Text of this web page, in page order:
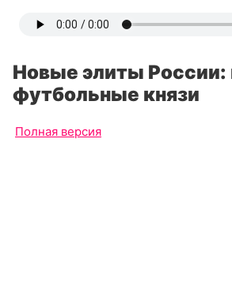
Новые элиты России:
футбольные князи
Полная версия